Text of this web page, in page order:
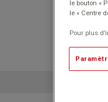
Pour toute
le bouton «
le « Centre
Pour plus